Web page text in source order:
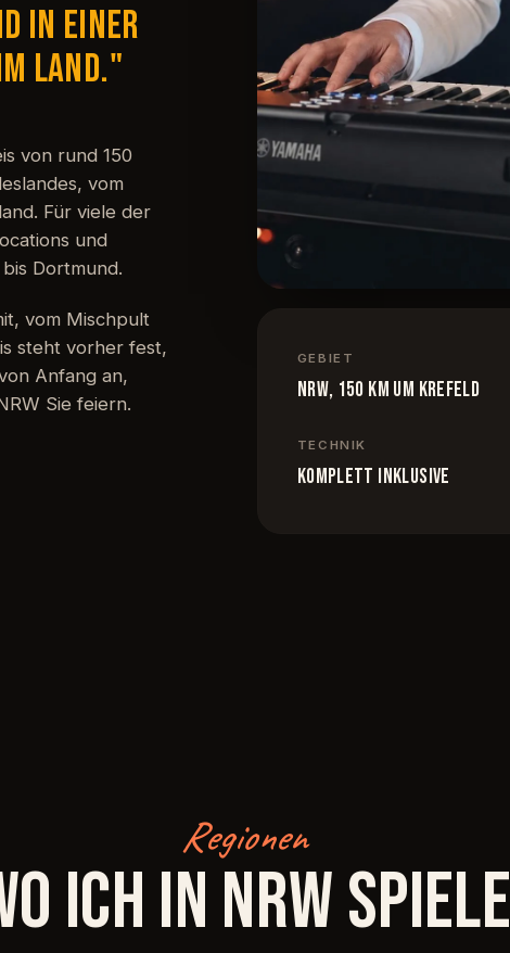
in einer
Land."
von rund 150
vom
Für viele der
und
Dortmund.
vom Mischpult
steht vorher fest,
Anfang an,
Sie feiern.
GEBIET
NRW, 150 km um Krefeld
TECHNIK
komplett inklusive
Regionen
ICH IN NRW SPIELE